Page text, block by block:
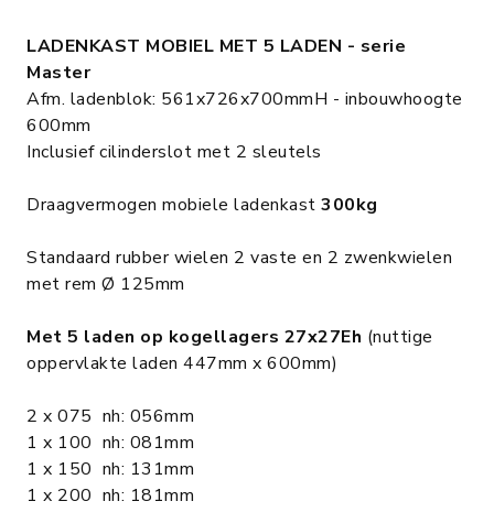
LADENKAST MOBIEL MET 5 LADEN - serie
Master
Afm. ladenblok: 561x726x700mmH - inbouwhoogte
600mm
Inclusief cilinderslot met 2 sleutels
Draagvermogen mobiele ladenkast 300kg
Standaard rubber wielen 2 vaste en 2 zwenkwielen
met rem Ø 125mm
Met 5 laden op kogellagers 27x27Eh (nuttige
oppervlakte laden 447mm x 600mm)
2 x 075 nh: 056mm
1 x 100 nh: 081mm
1 x 150 nh: 131mm
1 x 200 nh: 181mm